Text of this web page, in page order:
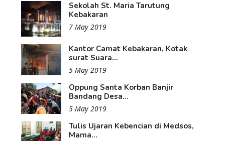
Sekolah St. Maria Tarutung
Kebakaran
7 May 2019
Kantor Camat Kebakaran, Kotak
surat Suara...
5 May 2019
Oppung Santa Korban Banjir
Bandang Desa...
5 May 2019
Tulis Ujaran Kebencian di Medsos,
Mama...